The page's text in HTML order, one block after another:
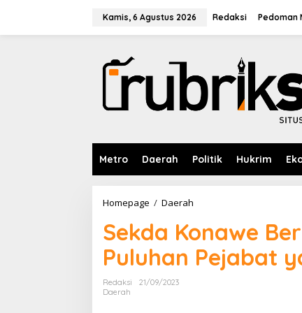
Kamis, 6 Agustus 2026 Redaksi Pedoman
Metro Daerah Politik Hukrim
Homepage / Daerah
k
d
a
K
Sekda Konawe
Puluhan Pejabat
Redaksi
21/09/2023
Daerah